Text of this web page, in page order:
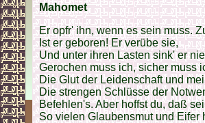
Mahomet
Er opfr' ihn, wenn es sein muss.
Ist er geboren! Er verübe sie,
Und unter ihren Lasten sink' er
Gerochen muss ich, sicher muss
Die Glut der Leidenschaft und
Die strengen Schlüsse der
Befehlen's. Aber hoffst du, daß
So vielen Glaubensmut und Eifer